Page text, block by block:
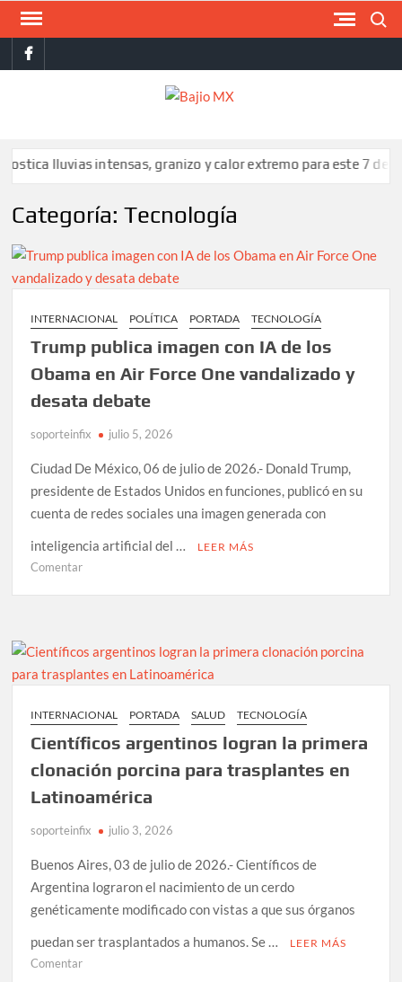
Saltar
contenidofacebook
granizo y calor extremo para este 7 de agosto
Categoría:Tecnología
INTERNACIONAL POLÍTICA PORTADA TECNOLOGÍA
Trump publica imagen con IA de los
Obama en Air Force One vandalizado y
desata debate
soporteinfix julio 5, 2026
Ciudad De México, 06 de julio de 2026.- Donald Trump,
presidente de Estados Unidos en funciones, publicó en su
cuenta de redes sociales una imagen generada con
inteligencia artificial del …
LEER MÁS
Comentaren
de
Obama
en
Air
One
vandalizado
desata
debate
INTERNACIONAL PORTADA SALUD TECNOLOGÍA
Científicos argentinos logran la primera
clonación porcina para trasplantes en
Latinoamérica
soporteinfix julio 3, 2026
Buenos Aires, 03 de julio de 2026.- Científicos de
Argentina lograron el nacimiento de un cerdo
genéticamente modificado con vistas a que sus órganos
puedan ser trasplantados a humanos. Se …
LEER MÁS
Comentaren